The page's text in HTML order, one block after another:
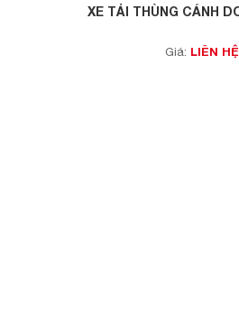
XE TẢI THÙNG CÁNH
Giá: LIÊN HỆ